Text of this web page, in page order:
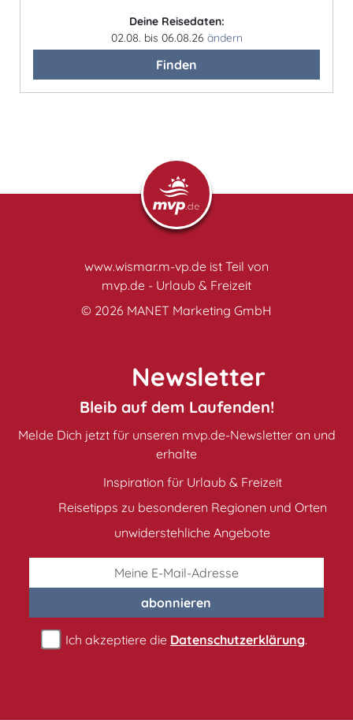
Deine Reisedaten:
02.08. bis 06.08.26 ändern
Finden
www.wismar.m-vp.de ist Teil von
mvp.de - Urlaub & Freizeit
© 2026 MANET Marketing GmbH
Newsletter
Bleib auf dem Laufenden!
Melde Dich jetzt für unseren mvp.de-Newsletter an und
erhalte
Inspiration für Urlaub & Freizeit
Reisetipps zu besonderen Regionen und Orten
unwiderstehliche Angebote
abonnieren
Ich akzeptiere die Datenschutzerklärung.